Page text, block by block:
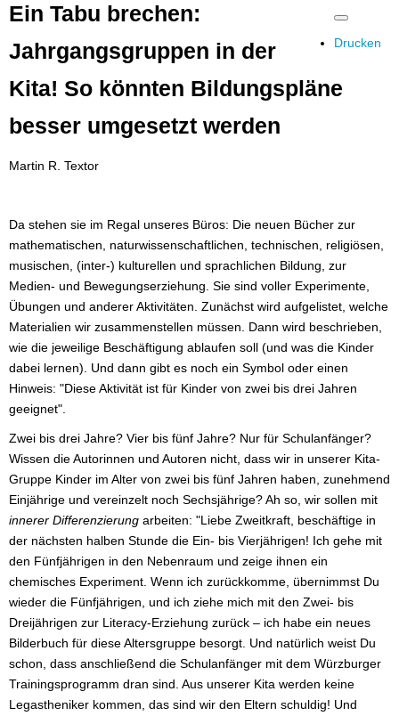
Drucken
Ein Tabu brechen:
Jahrgangsgruppen in der
Kita! So könnten Bildungspläne
besser umgesetzt werden
Martin R. Textor
Da stehen sie im Regal unseres Büros: Die neuen Bücher zur
mathematischen, naturwissenschaftlichen, technischen, religiösen,
musischen, (inter-) kulturellen und sprachlichen Bildung, zur
Medien- und Bewegungserziehung. Sie sind voller Experimente,
Übungen und anderer Aktivitäten. Zunächst wird aufgelistet, welche
Materialien wir zusammenstellen müssen. Dann wird beschrieben,
wie die jeweilige Beschäftigung ablaufen soll (und was die Kinder
dabei lernen). Und dann gibt es noch ein Symbol oder einen
Hinweis: "Diese Aktivität ist für Kinder von zwei bis drei Jahren
geeignet".
Zwei bis drei Jahre? Vier bis fünf Jahre? Nur für Schulanfänger?
Wissen die Autorinnen und Autoren nicht, dass wir in unserer Kita-
Gruppe Kinder im Alter von zwei bis fünf Jahren haben, zunehmend
Einjährige und vereinzelt noch Sechsjährige? Ah so, wir sollen mit
innerer Differenzierung arbeiten: "Liebe Zweitkraft, beschäftige in
der nächsten halben Stunde die Ein- bis Vierjährigen! Ich gehe mit
den Fünfjährigen in den Nebenraum und zeige ihnen ein
chemisches Experiment. Wenn ich zurückkomme, übernimmst Du
wieder die Fünfjährigen, und ich ziehe mich mit den Zwei- bis
Dreijährigen zur Literacy-Erziehung zurück – ich habe ein neues
Bilderbuch für diese Altersgruppe besorgt. Und natürlich weist Du
schon, dass anschließend die Schulanfänger mit dem Würzburger
Trainingsprogramm dran sind. Aus unserer Kita werden keine
Legastheniker kommen, das sind wir den Eltern schuldig! Und